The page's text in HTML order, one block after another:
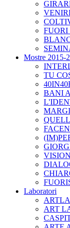
FUORI
Mostre 2015-
TU
BANI
Laboratori
ART